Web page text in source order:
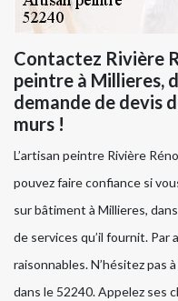
Contactez Rivière
peintre à Millieres,
demande de devis
murs !
L’artisan peintre Rivière
pouvez faire confiance si
sur bâtiment à Millieres,
de services qu’il fournit. Par
raisonnables. N’hésitez pas
dans le 52240. Appelez ses